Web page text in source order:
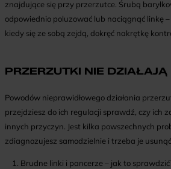
znajdujące się przy przerzutce. Śrubą
odpowiednio poluzować lub naciągnąć linkę
kiedy się ze sobą zejdą, dokręć nakrętkę
PRZERZUTKI NIE DZIAŁAJĄ
Powodów nieprawidłowego działania
przejdziesz do ich regulacji sprawdź, czy ich
innych przyczyn. Jest kilka powszechnych
zdiagnozujesz samodzielnie i trzeba je
Brudne linki i pancerze – jak to